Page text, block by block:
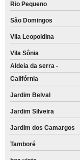
Rio Pequeno
São Domingos
Vila Leopoldina
Vila Sônia
Aldeia da serra -
Califórnia
Jardim Belval
Jardim Silveira
Jardim dos Camargos
Tamboré